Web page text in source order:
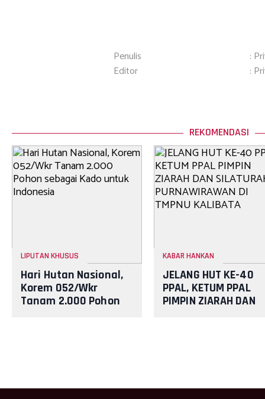
Penulis
:
Editor
:
REKOMENDASI
LIPUTAN KHUSUS
Hari Hutan Nasional,
Korem 052/Wkr
Tanam 2.000 Pohon
KABAR HANKAN
JELANG HUT KE-40
PPAL, KETUM PPAL
PIMPIN ZIARAH DAN